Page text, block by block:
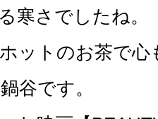
寒さでしたね。
ットのお茶で心
谷です。